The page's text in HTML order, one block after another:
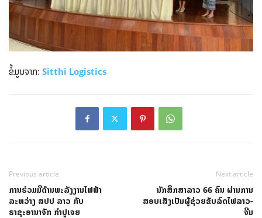
ຂໍ້ມູນຈາກ: Sitthi Logistics
Previous article
ການຮ່ວມມືດ້ານພະລັງງານໄຟຟ້າ
ລະຫວ່າງ ສປປ ລາວ ກັບ
ຣາຊະອານາຈັກ ກຳປູເຈຍ
Next article
ນັກສຶກສາລາວ 66 ຄົນ ຜ່ານການ
ສອບເສັງເປັນຜູ້ຊ່ວຍຂັບລົດໄຟລາວ-
ຈີນ